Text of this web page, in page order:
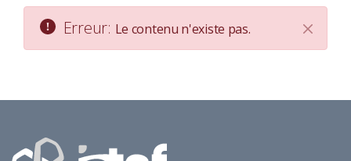
Fin
Erreur: Le contenu n'existe pas.